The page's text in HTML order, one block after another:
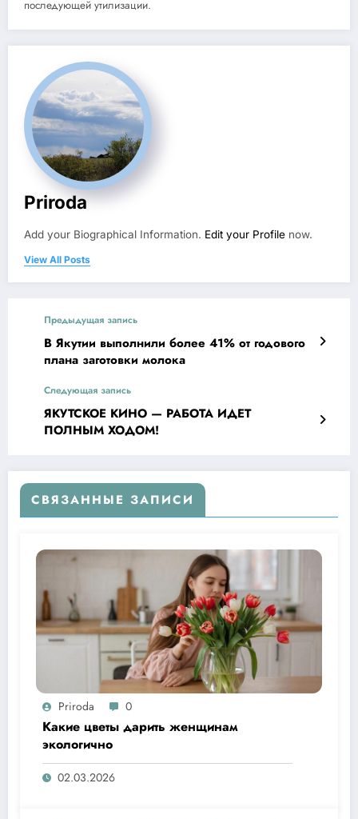
последующей утилизации.
Priroda
Add your Biographical Information. Edit your Profile now.
View All Posts
Предыдущая запись
В Якутии выполнили более 41% от годового
плана заготовки молока
Следующая запись
ЯКУТСКОЕ КИНО — РАБОТА ИДЕТ
ПОЛНЫМ ХОДОМ!
СВЯЗАННЫЕ ЗАПИСИ
Priroda 0
Какие цветы дарить женщинам
экологично
02.03.2026